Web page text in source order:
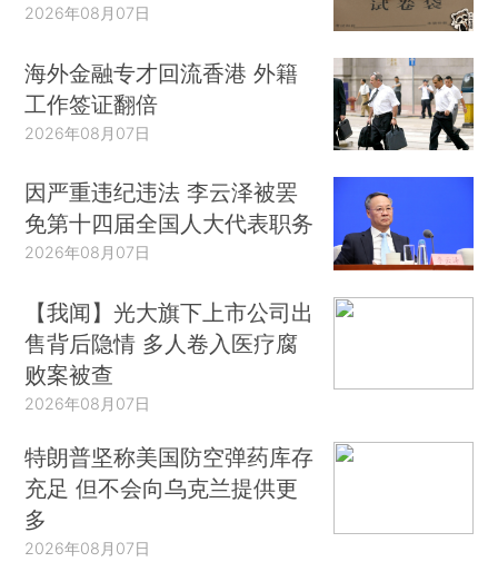
2026年08月07日
海外金融专才回流香港 外籍
工作签证翻倍
2026年08月07日
因严重违纪违法 李云泽被罢
免第十四届全国人大代表职务
2026年08月07日
【我闻】光大旗下上市公司出
售背后隐情 多人卷入医疗腐
败案被查
2026年08月07日
特朗普坚称美国防空弹药库存
充足 但不会向乌克兰提供更
多
2026年08月07日